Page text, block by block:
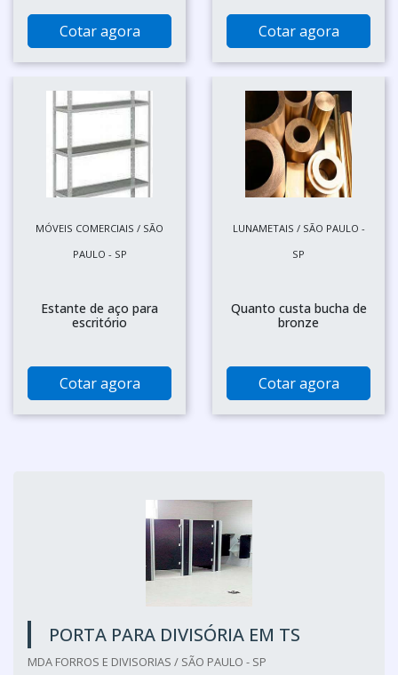
Cotar agora Cotar agora
MÓVEIS COMERCIAIS / SÃO
PAULO - SP
Estante de aço para
escritório
Cotar agora
LUNAMETAIS / SÃO PAULO -
SP
Quanto custa bucha de
bronze
Cotar agora
PORTA PARA DIVISÓRIA EM TS
MDA FORROS E DIVISORIAS / SÃO PAULO - SP